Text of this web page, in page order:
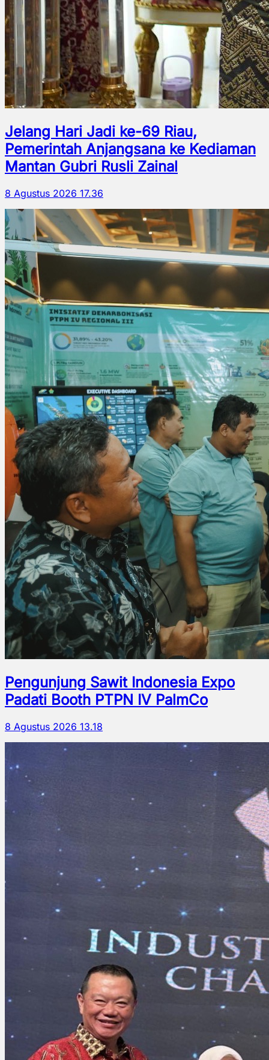
Jelang Hari Jadi ke-69 Riau,
Pemerintah Anjangsana ke Kediaman
Mantan Gubri Rusli Zainal
8 Agustus 2026 17.36
Pengunjung Sawit Indonesia Expo
Padati Booth PTPN IV PalmCo
8 Agustus 2026 13.18